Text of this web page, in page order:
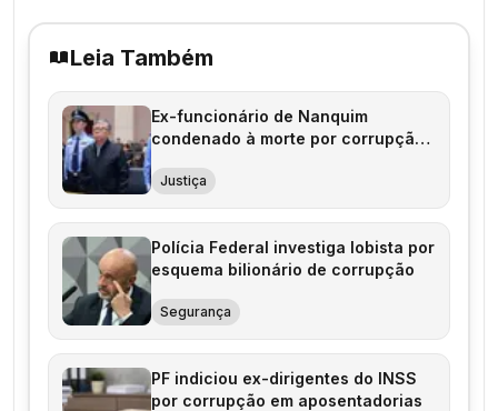
Leia Também
Ex-funcionário de Nanquim
condenado à morte por corrupção
Justiça
Polícia Federal investiga lobista por
esquema bilionário de corrupção
Segurança
PF indiciou ex-dirigentes do INSS
por corrupção em aposentadorias